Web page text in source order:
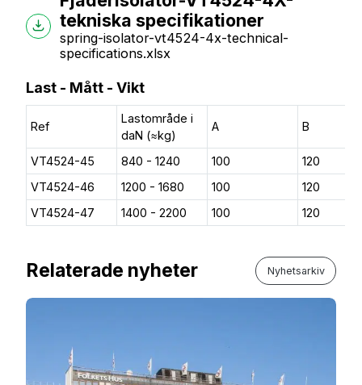
tekniska specifikationer
spring-isolator-vt4524-4x-technical-
specifications.xlsx
Last - Mått - Vikt
Ref
Lastområde i
daN (≈kg)
A B
VT4524-45 840 - 1240 100
120
VT4524-46
1200 - 1680 100
120
VT4524-47
1400 - 2200 100 120
Relaterade nyheter Nyhetsarkiv